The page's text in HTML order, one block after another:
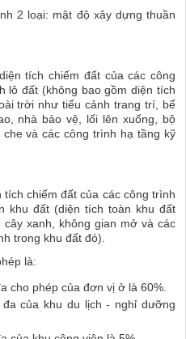
2 loại: mật độ xây dựng thuần
tích chiếm đất của các công
lô đất (không bao gồm diện tích
trời như tiểu cảnh trang trí, bể
nhà bảo vệ, lối lên xuống, bộ
và các công trình hạ tầng kỹ
chiếm đất của các công trình
khu đất (diện tích toàn khu đất
xanh, không gian mở và các
trong khu đất đó).
là:
cho phép của đơn vị ở là 60%.
của khu du lịch - nghỉ dưỡng